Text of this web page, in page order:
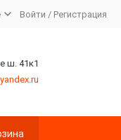
Войти / Регистрация
ш. 41к1